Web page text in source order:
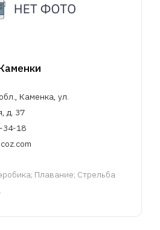
Каменка, ул.
д. 37
34-18
Плавание; Стрельба